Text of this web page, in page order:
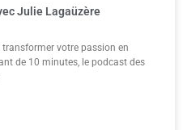
Julie Lagaüzère
votre passion en
de 10 minutes, le podcast des